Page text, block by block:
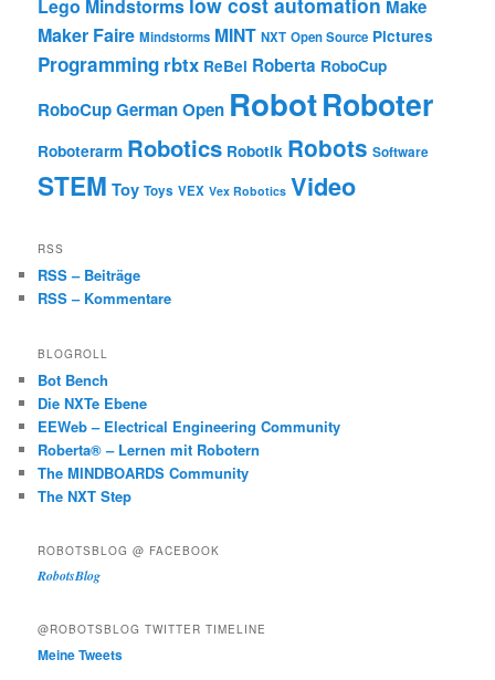
Lego Mindstorms Make
Maker Faire Mindstorms MINT NXT Open Source Pictures
Programming rbtx ReBel Roberta RoboCup
RoboCup German Open RobotRoboter
Roboterarm Robotics Robotik Robots Software
STEM Toy Toys VEX Vex Robotics Video
RSS
RSS – Beiträge
RSS – Kommentare
BLOGROLL
Bot Bench
Die NXTe Ebene
EEWeb – Electrical Engineering Community
Roberta® – Lernen mit Robotern
The MINDBOARDS Community
The NXT Step
ROBOTSBLOG @ FACEBOOK
RobotsBlog
@ROBOTSBLOG TWITTER TIMELINE
Meine Tweets